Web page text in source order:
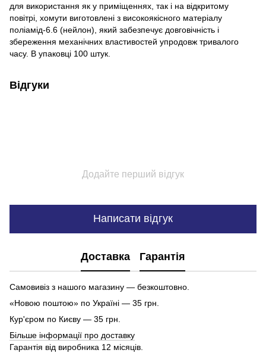
для використання як у приміщеннях, так і на відкритому
повітрі, хомути виготовлені з високоякісного матеріалу
поліамід-6.6 (нейлон), який забезпечує довговічність і
збереження механічних властивостей упродовж тривалого
часу. В упаковці 100 штук.
Відгуки
Додайте перший відгук
Написати відгук
Доставка Гарантія
Самовивіз з нашого магазину — безкоштовно.
«Новою поштою» по Україні — 35 грн.
Кур'єром по Києву — 35 грн.
Більше інформації про доставку
Гарантія від виробника 12 місяців.